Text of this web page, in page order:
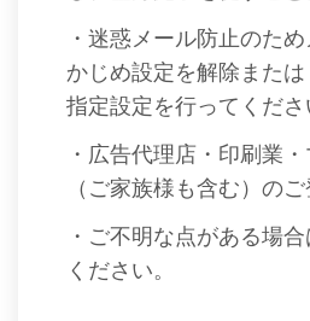
・迷惑メール防止のた
かじめ設定を解除また
指定設定を行ってくださ
・広告代理店・印刷業
（ご家族様も含む）の
・ご不明な点がある場
ください。